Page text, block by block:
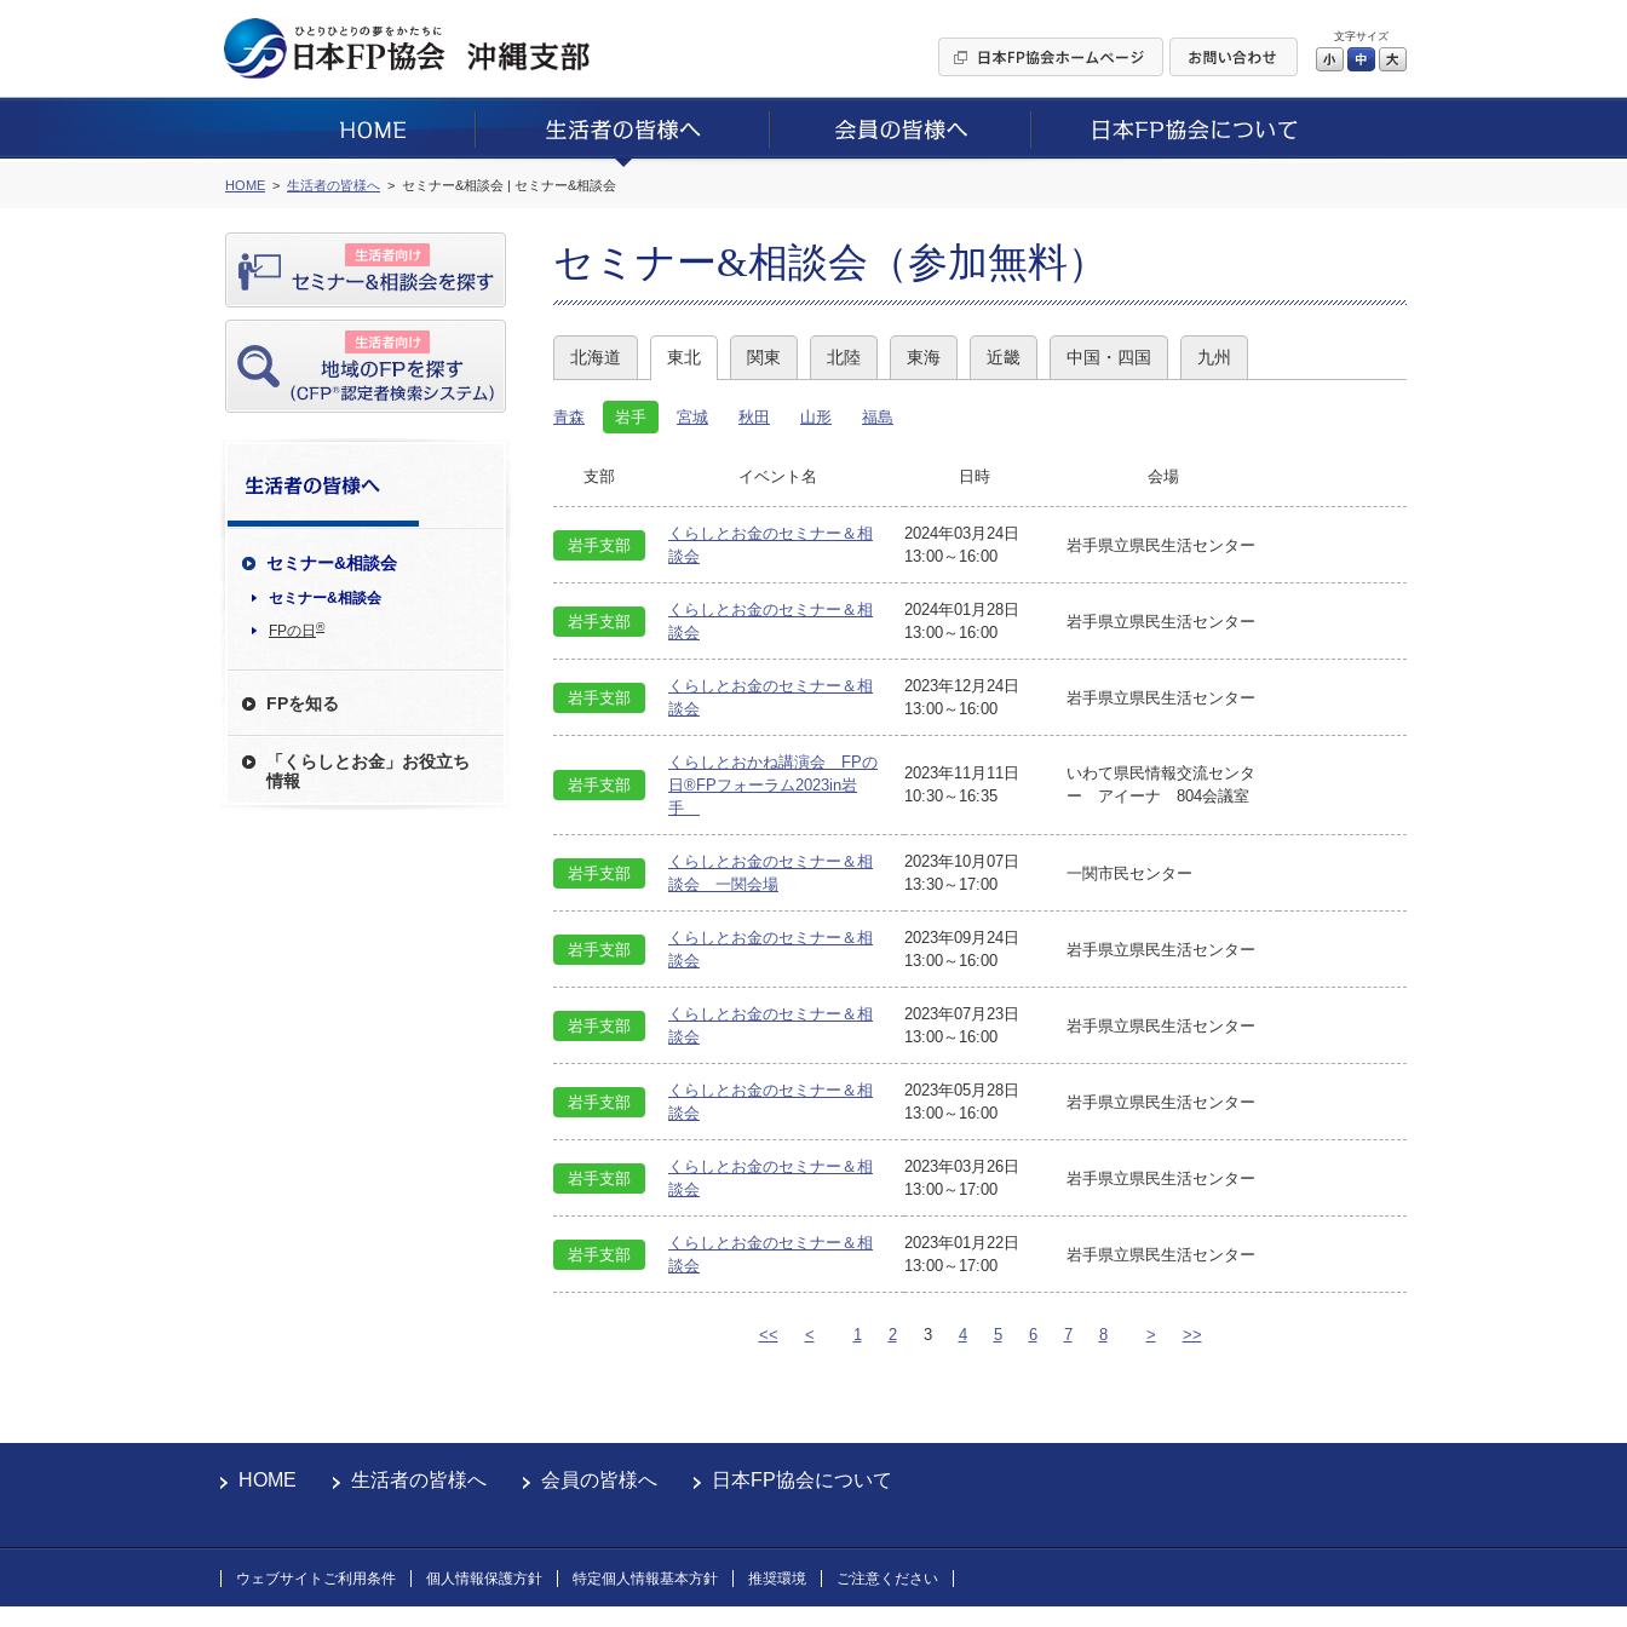
文字サイズ
小 中
HOME 生活者の皆様へ セミナー&相談会 | セミナー&相談会
セミナー&相談会
セミナー&相談会
FPの日 ®
FPを知る
「くらしとお金」お役立ち
情報
セミナー&相談会（参加無料）
北海道 東北 関東 北陸 東海 近畿 中国・四国 九州
青森 岩手 宮城 秋田 山形 福島
支部 イベント名 日時 会場
岩手支部
くらしとお金のセミナー＆相
談会
2024年03月24日
13:00～16:00
岩手県立県民生活センター
岩手支部
くらしとお金のセミナー＆相
談会
2024年01月28日
13:00～16:00
岩手県立県民生活センター
岩手支部
くらしとお金のセミナー＆相
談会
2023年12月24日
13:00～16:00
岩手県立県民生活センター
岩手支部
くらしとおかね講演会 FPの
日®FPフォーラム2023in岩
手
2023年11月11日
10:30～16:35
いわて県民情報交流センタ
ー アイーナ 804会議室
岩手支部
くらしとお金のセミナー＆相
談会 一関会場
2023年10月07日
13:30～17:00
一関市民センター
岩手支部
くらしとお金のセミナー＆相
談会
2023年09月24日
13:00～16:00
岩手県立県民生活センター
岩手支部
くらしとお金のセミナー＆相
談会
2023年07月23日
13:00～16:00
岩手県立県民生活センター
岩手支部
くらしとお金のセミナー＆相
談会
2023年05月28日
13:00～16:00
岩手県立県民生活センター
岩手支部
くらしとお金のセミナー＆相
談会
2023年03月26日
13:00～17:00
岩手県立県民生活センター
岩手支部
くらしとお金のセミナー＆相
談会
2023年01月22日
13:00～17:00
岩手県立県民生活センター
<< < 1 2 3 4 5 6 7 8 > >>
HOME 生活者の皆様へ 会員の皆様へ 日本FP協会について
ウェブサイトご利用条件 個人情報保護方針 特定個人情報基本方針 推奨環境 ご注意ください